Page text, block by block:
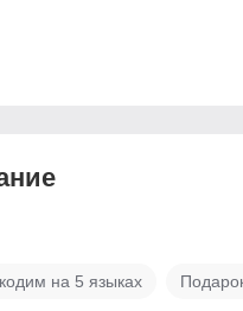
на 5 языках